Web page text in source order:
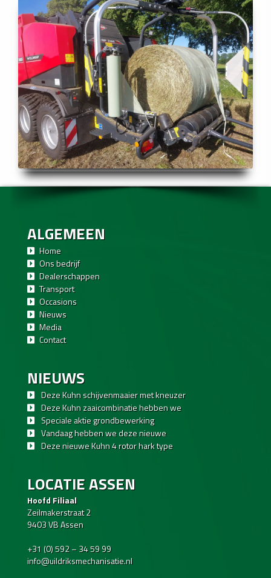
ALGEMEEN
Home
Ons bedrijf
Dealerschappen
Transport
Occasions
Nieuws
Media
Contact
NIEUWS
Deze Kuhn schijvenmaaier met kneuzer
Deze Kuhn zaaicombinatie hebben we
Speciale aktie grondbewerking
Vandaag hebben we deze nieuwe
Deze nieuwe Kuhn 4 rotor hark type
LOCATIE ASSEN
Hoofd Filiaal
Zeilmakerstraat 2
9403 VB Assen
+31 (0) 592 – 34 59 99
info@uildriksmechanisatie.nl